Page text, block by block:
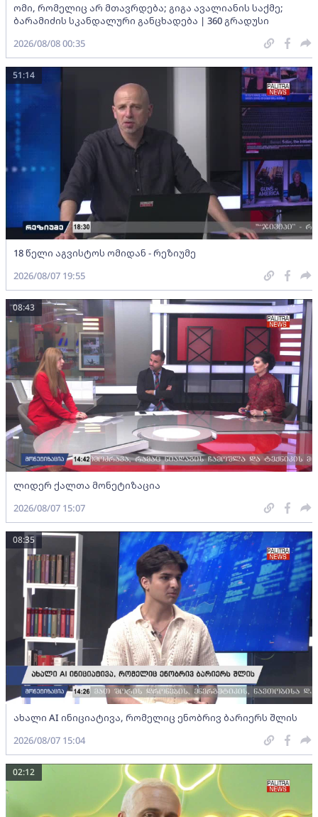
ომი, რომელიც არ მთავრდება; გიგა ავალიანის საქმე;
ბარამიძის სკანდალური განცხადება | 360 გრადუსი
2026/08/08 00:35
18 წელი აგვისტოს ომიდან - რეზიუმე
51:14
2026/08/07 19:55
ლიდერ ქალთა მონეტიზაცია
08:43
2026/08/07 15:07
ახალი AI ინიციატივა, რომელიც ენობრივ ბარიერს შლის
08:35
2026/08/07 15:04
02:12